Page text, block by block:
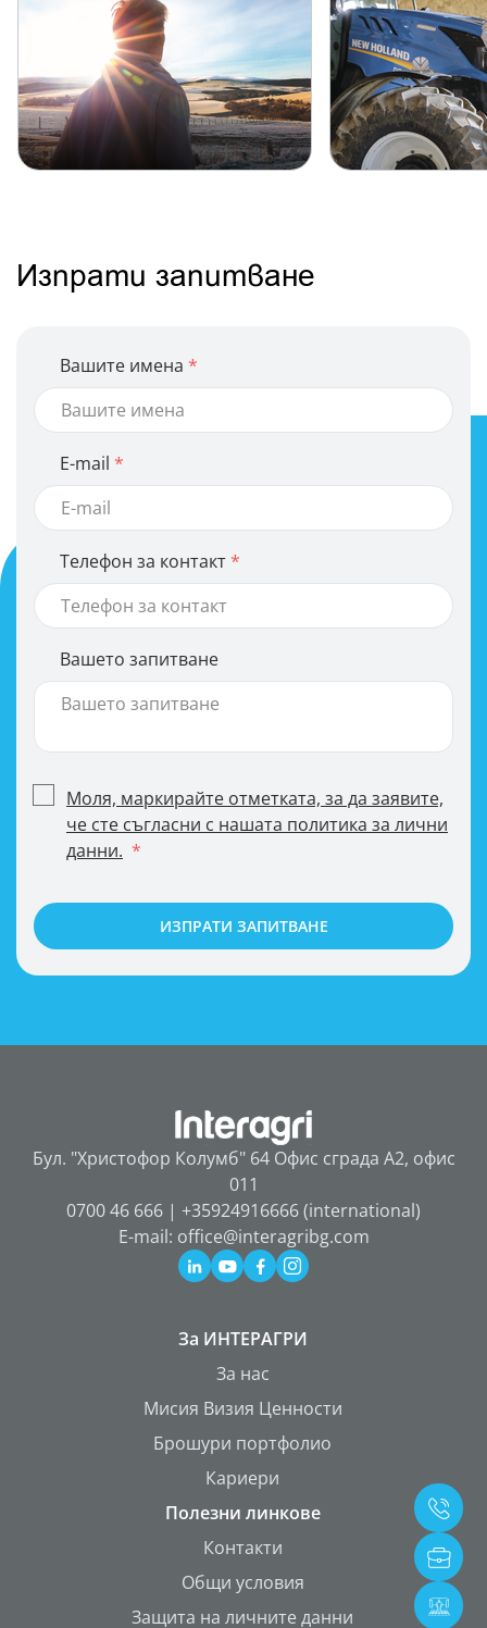
Изпрати запитване
Вашите имена
E-mail
Телефон за контакт
Вашето запитване
Моля, маркирайте отметката, за да заявите,
че сте съгласни с нашата политика за лични
данни.
ИЗПРАТИ ЗАПИТВАНЕ
Бул. "Христофор Колумб" 64 Офис сграда А2, офис
011
0700 46 666 | +35924916666 (international)
E-mail: office@interagribg.com
За ИНТЕРАГРИ
За нас
Мисия Визия Ценности
Брошури портфолио
Кариери
Полезни линкове
Контакти
Общи условия
Защита на личните данни